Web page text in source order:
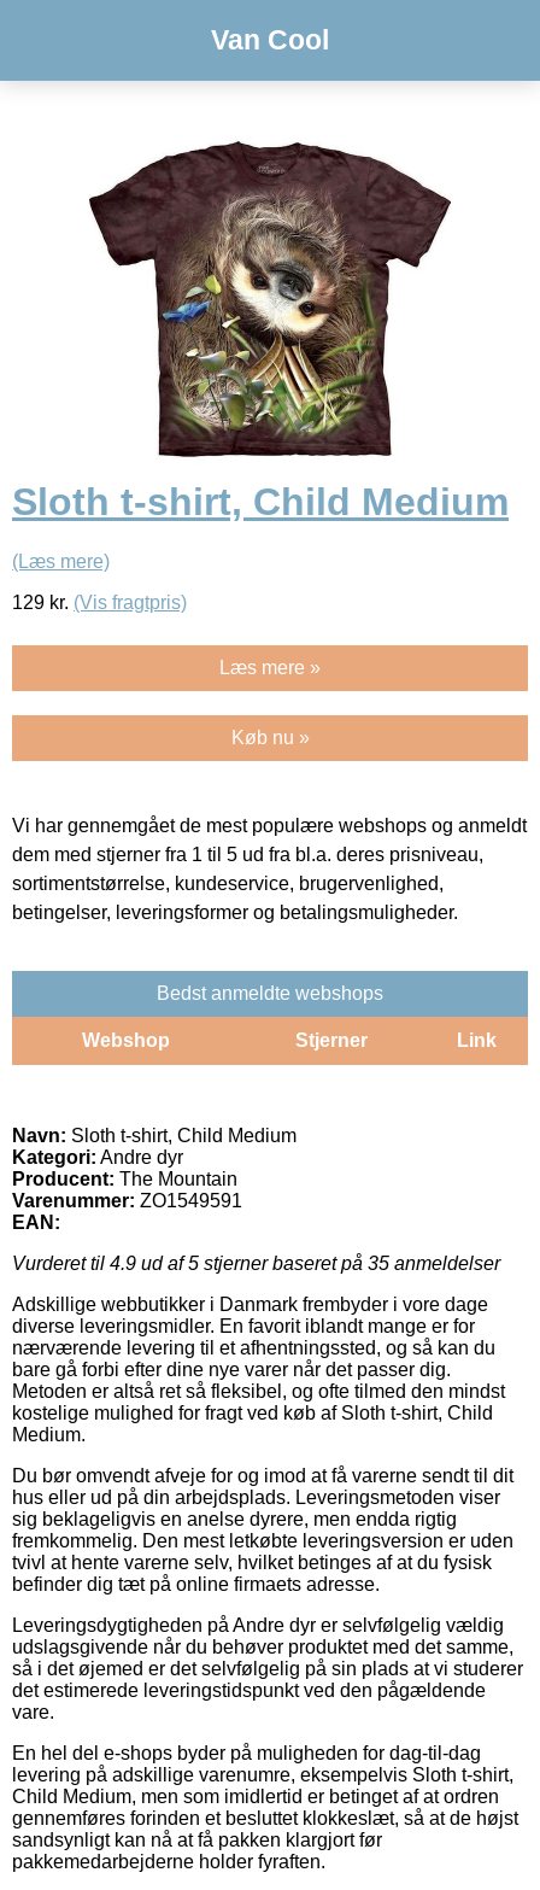
Van Cool
Sloth t-shirt, Child Medium
(Læs mere)
129 kr. (Vis fragtpris)
Læs mere »
Køb nu »
Vi har gennemgået de mest populære webshops og anmeldt
dem med stjerner fra 1 til 5 ud fra bl.a. deres prisniveau,
sortimentstørrelse, kundeservice, brugervenlighed,
betingelser, leveringsformer og betalingsmuligheder.
Bedst anmeldte webshops
Webshop Stjerner Link
Navn: Sloth t-shirt, Child Medium
Kategori: Andre dyr
Producent: The Mountain
Varenummer: ZO1549591
EAN:
Vurderet til 4.9 ud af 5 stjerner baseret på 35 anmeldelser
Adskillige webbutikker i Danmark frembyder i vore dage
diverse leveringsmidler. En favorit iblandt mange er for
nærværende levering til et afhentningssted, og så kan du
bare gå forbi efter dine nye varer når det passer dig.
Metoden er altså ret så fleksibel, og ofte tilmed den mindst
kostelige mulighed for fragt ved køb af Sloth t-shirt, Child
Medium.
Du bør omvendt afveje for og imod at få varerne sendt til dit
hus eller ud på din arbejdsplads. Leveringsmetoden viser
sig beklageligvis en anelse dyrere, men endda rigtig
fremkommelig. Den mest letkøbte leveringsversion er uden
tvivl at hente varerne selv, hvilket betinges af at du fysisk
befinder dig tæt på online firmaets adresse.
Leveringsdygtigheden på Andre dyr er selvfølgelig vældig
udslagsgivende når du behøver produktet med det samme,
så i det øjemed er det selvfølgelig på sin plads at vi studerer
det estimerede leveringstidspunkt ved den pågældende
vare.
En hel del e-shops byder på muligheden for dag-til-dag
levering på adskillige varenumre, eksempelvis Sloth t-shirt,
Child Medium, men som imidlertid er betinget af at ordren
gennemføres forinden et besluttet klokkeslæt, så at de højst
sandsynligt kan nå at få pakken klargjort før
pakkemedarbejderne holder fyraften.